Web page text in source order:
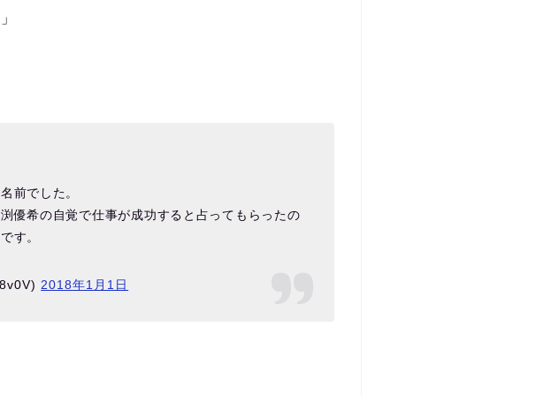
前でした。
優希の自覚で仕事が成功すると占ってもらったの
す。
2018年1月1日